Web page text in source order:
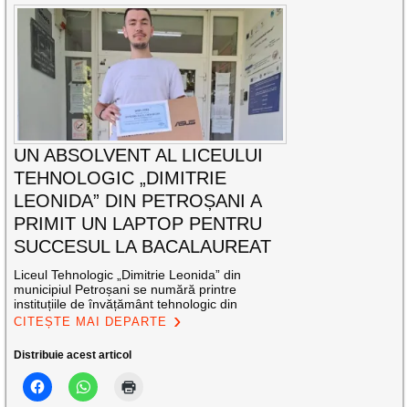
UN ABSOLVENT AL LICEULUI
TEHNOLOGIC „DIMITRIE
LEONIDA” DIN PETROȘANI A
PRIMIT UN LAPTOP PENTRU
SUCCESUL LA BACALAUREAT
Liceul Tehnologic „Dimitrie Leonida” din
municipiul Petroșani se numără printre
instituțiile de învățământ tehnologic din
CITEȘTE MAI DEPARTE
Distribuie acest articol